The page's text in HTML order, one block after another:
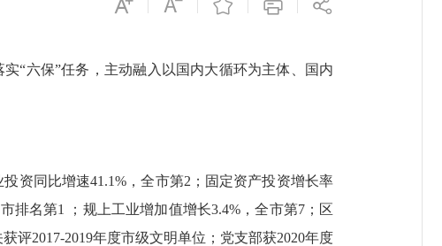
“六保”任务，主动融入以国内大循环为主体、国内
资同比增速41.1%，全市第2；固定资产投资增长率
排名第1 ；规上工业增加值增长3.4%，全市第7；区
评2017-2019年度市级文明单位；党支部获2020年度